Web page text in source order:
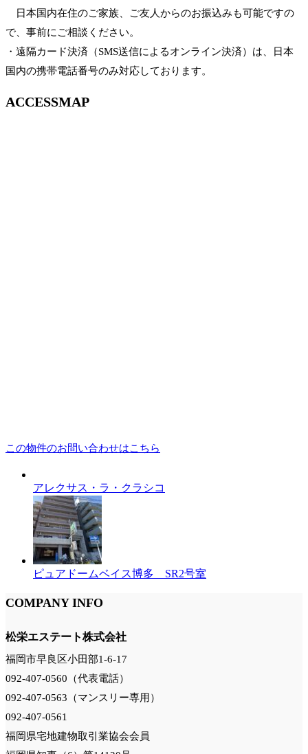
日本国内在住のご家族、ご友人からのお振込みも可能ですの
で、事前にご相談ください。
・遠隔カード決済（SMS送信によるオンライン決済）は、日本
国内の携帯電話番号のみ対応しております。
ACCESSMAP
この物件のお問い合わせはこちら
アレクサス・ラ・クラシコ
ピュアドームベイス博多 SR2号室
COMPANY INFO
松栄エステート株式会社
福岡市早良区小田部1-6-17
092-407-0560（代表電話）
092-407-0563（マンスリー専用）
092-407-0561
福岡県宅地建物取引業協会会員